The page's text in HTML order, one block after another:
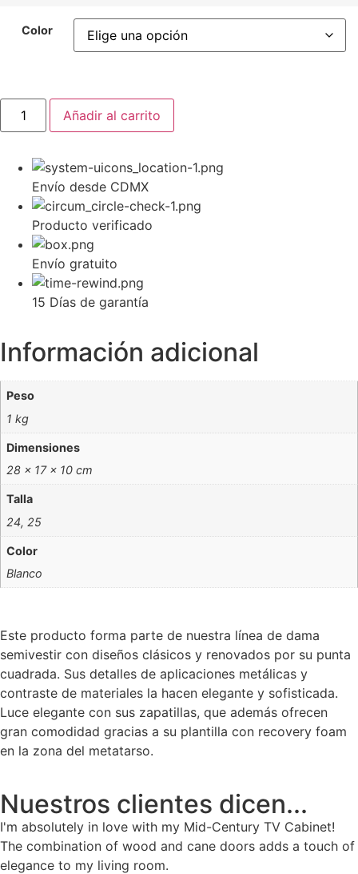
Color
Añadir al carrito
Envío desde CDMX
Producto verificado
Envío gratuito
15 Días de garantía
Información adicional
Peso
1 kg
Dimensiones
28 × 17 × 10 cm
Talla
24, 25
Color
Blanco
Este producto forma parte de nuestra línea de dama
semivestir con diseños clásicos y renovados por su punta
cuadrada. Sus detalles de aplicaciones metálicas y
contraste de materiales la hacen elegante y sofisticada.
Luce elegante con sus zapatillas, que además ofrecen
gran comodidad gracias a su plantilla con recovery foam
en la zona del metatarso.
Nuestros clientes dicen...
I'm absolutely in love with my Mid-Century TV Cabinet!
The combination of wood and cane doors adds a touch of
elegance to my living room.